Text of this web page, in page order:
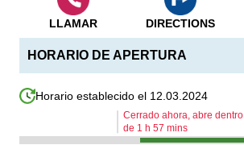
HORARIO DE APERTURA
Horario establecido el 12.03.2024
Cerrado ahora, abre dentro
de 1 h 57 mins
LLAMAR DIRECTIONS